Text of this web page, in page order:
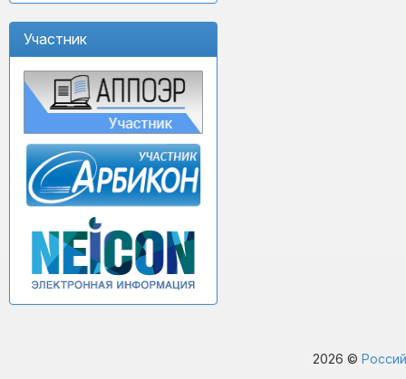
Участник
2026 ©